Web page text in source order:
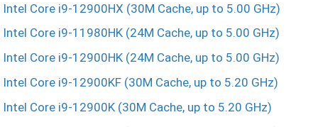
Intel Core i9-12900HX (30M Cache, up to 5.00 GHz)
Intel Core i9-11980HK (24M Cache, up to 5.00 GHz)
Intel Core i9-12900HK (24M Cache, up to 5.00 GHz)
Intel Core i9-12900KF (30M Cache, up to 5.20 GHz)
Intel Core i9-12900K (30M Cache, up to 5.20 GHz)